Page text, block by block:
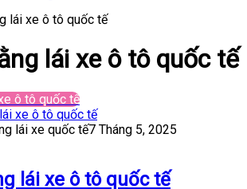
lái xe ô tô quốc tế
lái xe ô tô quốc tế
ô tô quốc tế
lái xe quốc tế7 Tháng 5, 2025
lái xe ô tô quốc tế